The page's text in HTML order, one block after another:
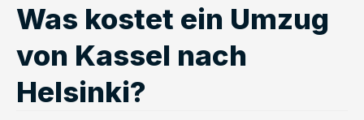
Was kostet ein Umzug
von Kassel nach
Helsinki?